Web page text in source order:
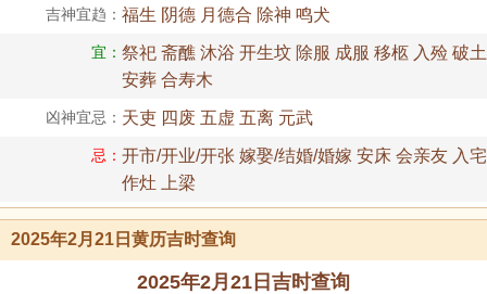
吉神宜趋： 福生 阴德 月德合 除神 鸣犬
宜： 祭祀 斋醮 沐浴 开生坟 除服 成服 移柩 入殓 破土
安葬 合寿木
凶神宜忌： 天吏 四废 五虚 五离 元武
忌： 开市/开业/开张 嫁娶/结婚/婚嫁 安床 会亲友 入宅
作灶 上梁
2025年2月21日黄历吉时查询
2025年2月21日吉时查询